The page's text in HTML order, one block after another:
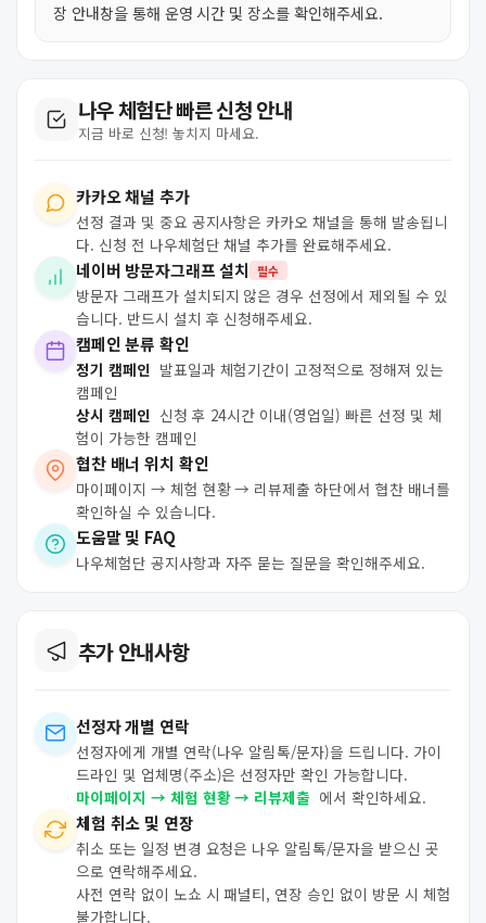
장 안내창을 통해 운영 시간 및 장소를 확인해주세요.
나우 체험단 빠른 신청 안내
지금 바로 신청! 놓치지 마세요.
카카오 채널 추가
선정 결과 및 중요 공지사항은 카카오 채널을 통해 발송됩니
다. 신청 전 나우체험단 채널 추가를 완료해주세요.
네이버 방문자그래프 설치 필수
방문자 그래프가 설치되지 않은 경우 선정에서 제외될 수 있
습니다. 반드시 설치 후 신청해주세요.
캠페인 분류 확인
정기 캠페인 발표일과 체험기간이 고정적으로 정해져 있는
캠페인
상시 캠페인 신청 후 24시간 이내(영업일) 빠른 선정 및 체
험이 가능한 캠페인
협찬 배너 위치 확인
마이페이지 → 체험 현황 → 리뷰제출 하단에서 협찬 배너를
확인하실 수 있습니다.
도움말 및 FAQ
나우체험단 공지사항과 자주 묻는 질문을 확인해주세요.
추가 안내사항
선정자 개별 연락
선정자에게 개별 연락(나우 알림톡/문자)을 드립니다. 가이
드라인 및 업체명(주소)은 선정자만 확인 가능합니다.
마이페이지 → 체험 현황 → 리뷰제출 에서 확인하세요.
체험 취소 및 연장
취소 또는 일정 변경 요청은 나우 알림톡/문자을 받으신 곳
으로 연락해주세요.
사전 연락 없이 노쇼 시 패널티, 연장 승인 없이 방문 시 체험
불가합니다.